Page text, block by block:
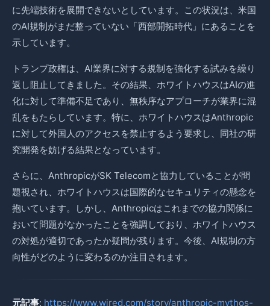
に先端技術を展開できないとしています。この状況は、米国
のAI規制がまだ整っていない「西部開拓時代」にあることを
示しています。
トランプ政権は、AI業界に対する規制を強化する試みを繰り
返し阻止してきました。その結果、ホワイトハウスはAIの進
化に対して準備不足であり、無秩序なアプローチが業界に混
乱をもたらしています。特に、ホワイトハウスはAnthropic
に対して外国人のアクセスを禁止するよう要求し、同社の研
究開発を妨げる結果となっています。
さらに、AnthropicがSK Telecomと協力していることが問
題視され、ホワイトハウスは国際的なセキュリティの懸念を
抱いています。しかし、Anthropicはこれまでの協力関係に
おいて問題がなかったことを強調しており、ホワイトハウス
の対処が適切であったか疑問が残ります。今後、AI規制の方
向性がどのように変わるのか注目されます。
元記事: https://www.wired.com/story/anthropic-mythos-